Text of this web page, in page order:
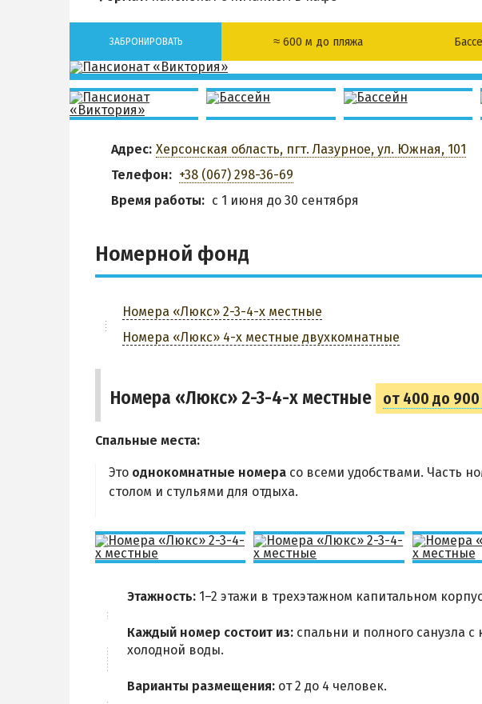
ЗАБРОНИРОВАТЬ ≈ 600 м до пляжа
Кафе Wi-Fi
ЗАБРОНИРОВАТЬ
Адрес: Херсонская область, пгт. Лазурное, ул. Южная, 101
Телефон: +38 (067) 298-36-69
Время работы: с 1 июня до 30 сентября
Номерной фонд
Номера «Люкс» 2-3-4-х местные
Номера «Люкс» 4-х местные двухкомнатные
Номера «Люкс» 2-3-4-х местные от 400 до 900
Спальные места:
Это однокомнатные номера со всеми удобствами. Часть
столом и стульями для отдыха.
Этажность: 1–2 этажи в трехэтажном капитальном
Каждый номер состоит из: спальни и полного санузла с
холодной воды.
Варианты размещения: от 2 до 4 человек.